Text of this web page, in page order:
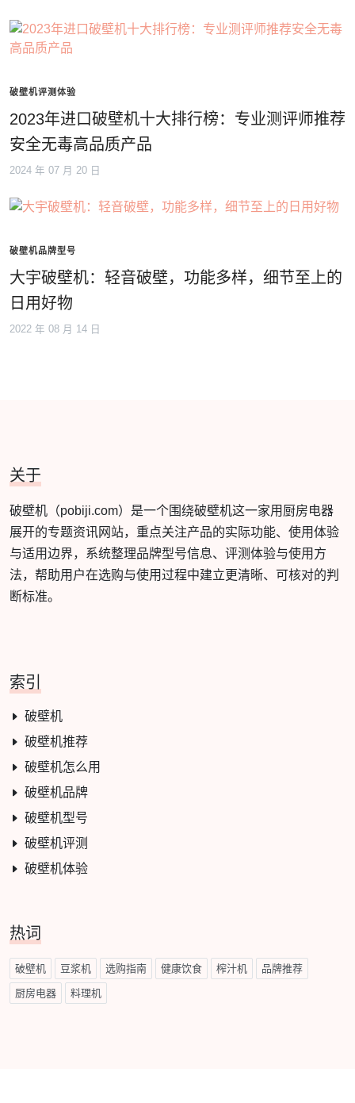
破壁机评测体验
2023年进口破壁机十大排行榜：专业测评师推荐
安全无毒高品质产品
2024 年 07 月 20 日
破壁机品牌型号
大宇破壁机：轻音破壁，功能多样，细节至上的
日用好物
2022 年 08 月 14 日
关于
破壁机（pobiji.com）是一个围绕破壁机这一家用厨房电器
展开的专题资讯网站，重点关注产品的实际功能、使用体验
与适用边界，系统整理品牌型号信息、评测体验与使用方
法，帮助用户在选购与使用过程中建立更清晰、可核对的判
断标准。
索引
破壁机
破壁机推荐
破壁机怎么用
破壁机品牌
破壁机型号
破壁机评测
破壁机体验
热词
破壁机 豆浆机 选购指南 健康饮食 榨汁机 品牌推荐
厨房电器 料理机